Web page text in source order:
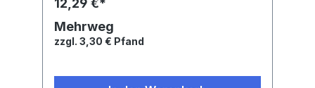
12,29 €*
Mehrweg
zzgl. 3,30 € Pfand